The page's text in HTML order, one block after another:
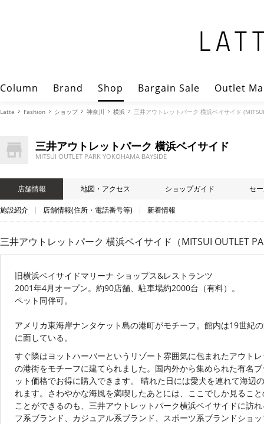
Column Brand Shop Bargain Sale Outlet
Latte Fashion ショップ 神奈川 横浜 三井アウトレットパーク 横浜ベイサイド
三井アウトレットパーク 横浜ベイサイド
MITSUI OUTLET PARK YOKOHAMA BAYSIDE
店舗情報 地図・アクセス ショップガイド セ
施設紹介 店舗情報(住所・電話番号等) 新着情報
三井アウトレットパーク 横浜ベイサイド（MITSUI OUTLET
旧横浜ベイサイドマリーナ ショップス&レストランツ
2001年4月オープン。約90店舗、駐車場約2000台（有料）。
ペット同伴可。
アメリカ東海岸ナンタケット島の港町がモチーフ。館内は19世紀
に面している。
すぐ隣はヨットハーバーというリゾート雰囲気に包まれたアウト
の港街をモチーフに建てられました。国内外から集められた有名
ット価格でお得に購入できます。 晴れた日には愛犬を連れて海辺
れます。さわやかな海風を満喫したあとには、ここでしか見るこ
ことができるのも、三井アウトレットパーク横浜ベイサイドに訪
フ系ブランド、カジュアル系ブランド、スポーツ系ブランドショ